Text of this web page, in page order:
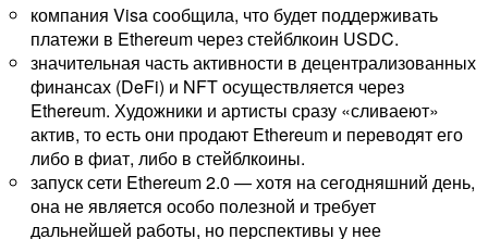
компания Visa сообщила, что будет поддерживать
платежи в Ethereum через стейблкоин USDC.
значительная часть активности в децентрализованных
финансах (DeFi) и NFT осуществляется через
Ethereum. Художники и артисты сразу «сливаеют»
актив, то есть они продают Ethereum и переводят его
либо в фиат, либо в стейблкоины.
запуск сети Ethereum 2.0 — хотя на сегодняшний день,
она не является особо полезной и требует
дальнейшей работы, но перспективы у нее